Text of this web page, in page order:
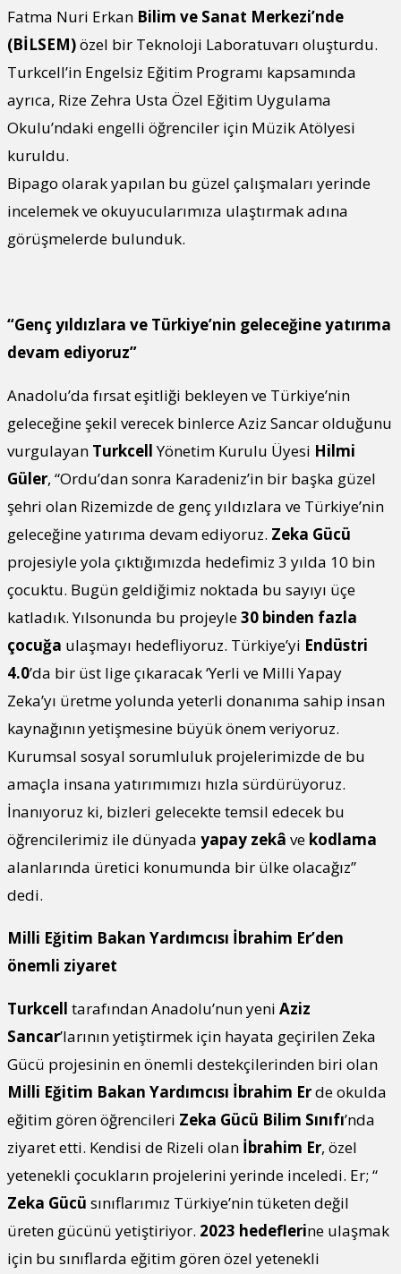
Fatma Nuri Erkan Bilim ve Sanat Merkezi’nde
(BİLSEM)özel bir Teknoloji Laboratuvarı oluşturdu.
Turkcell’in Engelsiz Eğitim Programı kapsamında
ayrıca, Rize Zehra Usta Özel Eğitim Uygulama
Okulu’ndaki engelli öğrenciler için Müzik Atölyesi
kuruldu.
Bipago olarak yapılan bu güzel çalışmaları yerinde
incelemek ve okuyucularımıza ulaştırmak adına
görüşmelerde bulunduk.
“Genç yıldızlara ve Türkiye’nin geleceğine yatırıma
devam ediyoruz”
Anadolu’da fırsat eşitliği bekleyen ve Türkiye’nin
geleceğine şekil verecek binlerce Aziz Sancar olduğunu
vurgulayan TurkcellYönetim Kurulu Üyesi Hilmi
Güler, “Ordu’dan sonra Karadeniz’in bir başka güzel
şehri olan Rizemizde de genç yıldızlara ve Türkiye’nin
geleceğine yatırıma devam ediyoruz. Zeka Gücü
projesiyle yola çıktığımızda hedefimiz 3 yılda 10 bin
çocuktu. Bugün geldiğimiz noktada bu sayıyı üçe
katladık. Yılsonunda bu projeyle30 binden fazla
çocuğa ulaşmayı hedefliyoruz. Türkiye’yi Endüstri
4.0’da bir üst lige çıkaracak ‘Yerli ve Milli Yapay
Zeka’yı üretme yolunda yeterli donanıma sahip insan
kaynağının yetişmesine büyük önem veriyoruz.
Kurumsal sosyal sorumluluk projelerimizde de bu
amaçla insana yatırımımızı hızla sürdürüyoruz.
İnanıyoruz ki, bizleri gelecekte temsil edecek bu
öğrencilerimiz ile dünyada yapay zekâ ve kodlama
alanlarında üretici konumunda bir ülke olacağız”
dedi.
Milli Eğitim Bakan Yardımcısı İbrahim Er’den
önemli ziyaret
Turkcell tarafından Anadolu’nun yeni Aziz
Sancar’larının yetiştirmek için hayata geçirilen Zeka
Gücü projesinin en önemli destekçilerinden biri olan
Milli Eğitim Bakan Yardımcısı İbrahim Erde okulda
eğitim gören öğrencileri Zeka Gücü Bilim Sınıfı’nda
ziyaret etti. Kendisi de Rizeli olan İbrahim Er, özel
yetenekli çocukların projelerini yerinde inceledi. Er; “
Zeka Gücü sınıflarımız Türkiye’nin tüketen değil
üreten gücünü yetiştiriyor. 2023 hedeflerine ulaşmak
için bu sınıflarda eğitim gören özel yetenekli